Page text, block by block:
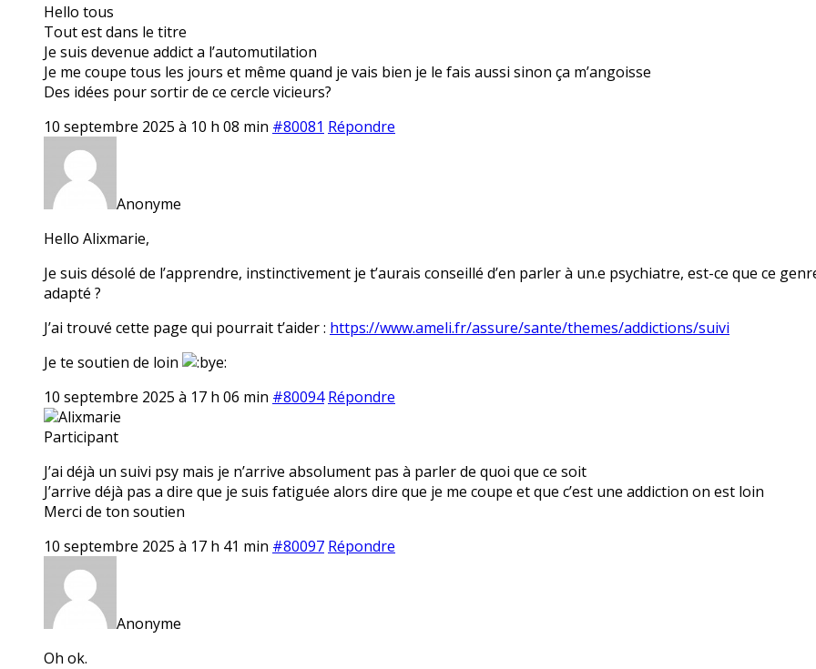
Hello tous
Tout est dans le titre
Je suis devenue addict a l’automutilation
Je me coupe tous les jours et même quand je vais bien je le fais aussi sinon ça m’angoisse
Des idées pour sortir de ce cercle vicieurs?
10 septembre 2025 à 10 h 08 min #80081 Répondre
Anonyme
Hello Alixmarie,
Je suis désolé de l’apprendre, instinctivement je t’aurais conseillé d’en parler à un.e psychiatre, est-ce que ce
adapté ?
J’ai trouvé cette page qui pourrait t’aider : https://www.ameli.fr/assure/sante/themes/addictions/suivi
Je te soutien de loin
10 septembre 2025 à 17 h 06 min #80094 Répondre
Alixmarie
Participant
J’ai déjà un suivi psy mais je n’arrive absolument pas à parler de quoi que ce soit
J’arrive déjà pas a dire que je suis fatiguée alors dire que je me coupe et que c’est une addiction on est loin
Merci de ton soutien
10 septembre 2025 à 17 h 41 min #80097 Répondre
Anonyme
Oh ok.